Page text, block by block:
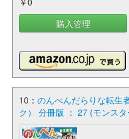
購入管理
10： のんべんだらりな転生
ク） 分冊版 ： 27 (モンス